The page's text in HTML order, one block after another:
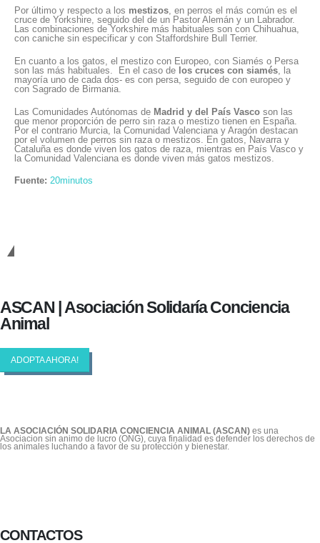
Por último y respecto a los mestizos, en perros el más común es el
cruce de Yorkshire, seguido del de un Pastor Alemán y un Labrador.
Las combinaciones de Yorkshire más habituales son con Chihuahua,
con caniche sin especificar y con Staffordshire Bull Terrier.
En cuanto a los gatos, el mestizo con Europeo, con Siamés o Persa
son las más habituales. En el caso de los cruces con siamés, la
mayoría uno de cada dos- es con persa, seguido de con europeo y
con Sagrado de Birmania.
Las Comunidades Autónomas de Madrid y del País Vasco son las
que menor proporción de perro sin raza o mestizo tienen en España.
Por el contrario Murcia, la Comunidad Valenciana y Aragón destacan
por el volumen de perros sin raza o mestizos. En gatos, Navarra y
Cataluña es donde viven los gatos de raza, mientras en País Vasco y
la Comunidad Valenciana es donde viven más gatos mestizos.
Fuente: 20minutos
ASCAN | Asociación Solidaría Conciencia
Animal
ADOPTA AHORA!
LA ASOCIACIÓN SOLIDARIA CONCIENCIA ANIMAL (ASCAN) es una
Asociacion sin animo de lucro (ONG), cuya finalidad es defender los derechos de
los animales luchando a favor de su protección y bienestar.
CONTACTOS